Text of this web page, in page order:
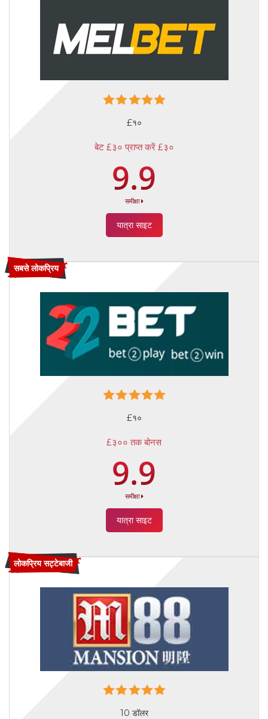
£१०
बेट £३० प्राप्त करें £३०
9.9
समीक्षा
यात्रा साइट
सबसे लोकप्रिय
£१०
£३०० तक बोनस
9.9
समीक्षा
यात्रा साइट
लोकप्रिय सट्टेबाजी
10 डॉलर